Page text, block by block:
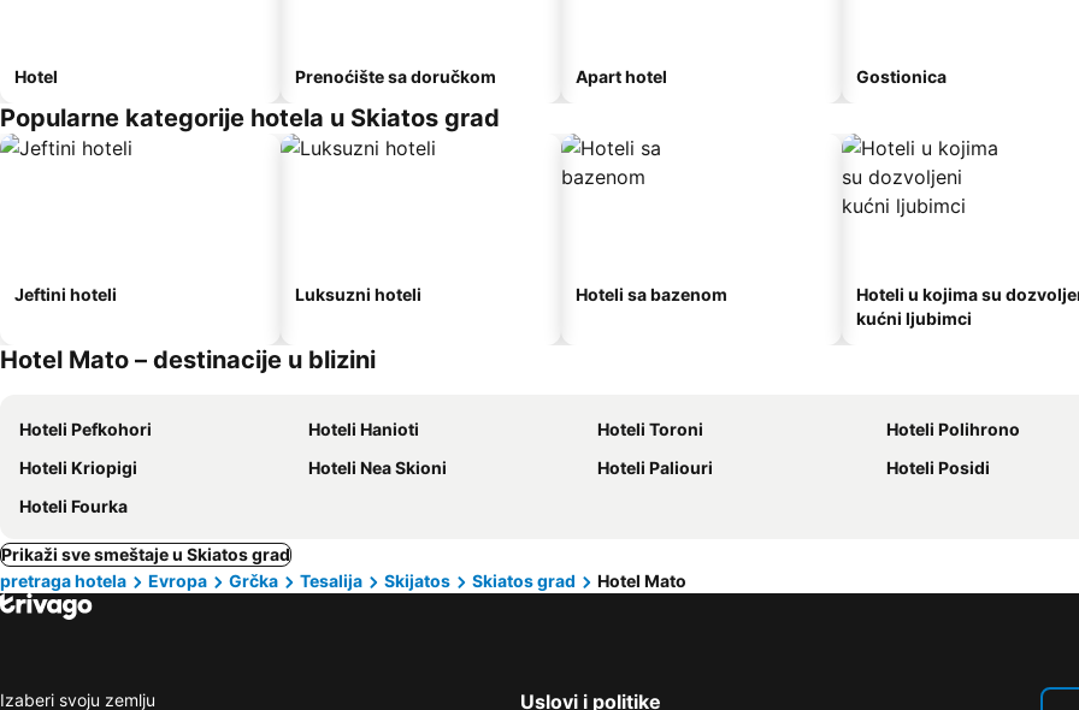
Hotel Prenoćište sa doručkom Apart hotel Gostionica
Popularne kategorije hotela u Skiatos grad
Jeftini hoteli Luksuzni hoteli Hoteli sa bazenom
Hoteli u kojima su
kućni ljubimci
Hotel Mato – destinacije u blizini
Hoteli Pefkohori Hoteli Hanioti Hoteli Toroni
Hoteli Polihrono
Hoteli Kriopigi
Hoteli Nea Skioni Hoteli Paliouri
Hoteli Posidi
Hoteli Fourka
Prikaži sve smeštaje u Skiatos grad
pretraga hotela
Evropa Grčka Tesalija Skijatos Skiatos grad Hotel Mato
Izaberi svoju zemlju Uslovi i politike